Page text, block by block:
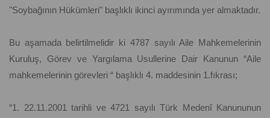
"Soybağının Hükümleri" başlıklı ikinci ayırımında yer almaktadır.
Bu aşamada belirtilmelidir ki 4787 sayılı Aile Mahkemelerinin
Kuruluş, Görev ve Yargılama Usullerine Dair Kanunun “Aile
mahkemelerinin görevleri “ başlıklı 4. maddesinin 1.fıkrası;
“1. 22.11.2001 tarihli ve 4721 sayılı Türk Medenî Kanununun